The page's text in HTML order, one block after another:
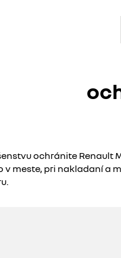
ochránite Renault
v meste, pri nakladaní a